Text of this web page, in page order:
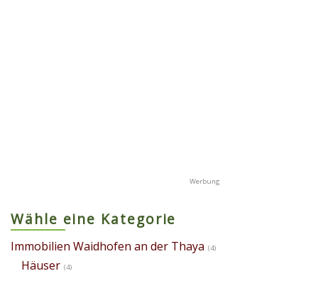
Wähle eine Kategorie
Immobilien Waidhofen an der Thaya (4)
Häuser (4)